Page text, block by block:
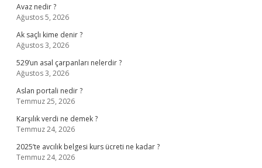
Avaz nedir ?
Ağustos 5, 2026
Ak saçlı kime denir ?
Ağustos 3, 2026
529’un asal çarpanları nelerdir ?
Ağustos 3, 2026
Aslan portali nedir ?
Temmuz 25, 2026
Karşılık verdi ne demek ?
Temmuz 24, 2026
2025’te avcılık belgesi kurs ücreti ne kadar ?
Temmuz 24, 2026